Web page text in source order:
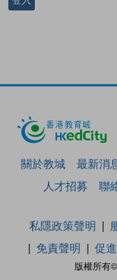
關於教城 最新消
人才招募
聯
版權所有
私隱政策聲明
免責聲明
促